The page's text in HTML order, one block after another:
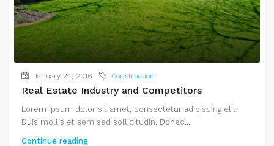
January 24, 2016 Construction
Real Estate Industry and Competitors
Lorem ipsum dolor sit amet, consectetur adipiscing elit.
Duis mollis et sem sed sollicitudin. Donec...
Continue reading